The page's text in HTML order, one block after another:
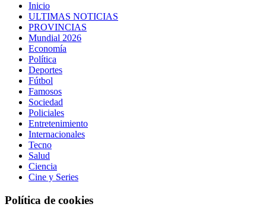
Inicio
ULTIMAS NOTICIAS
PROVINCIAS
Mundial 2026
Economía
Política
Deportes
Fútbol
Famosos
Sociedad
Policiales
Entretenimiento
Internacionales
Tecno
Salud
Ciencia
Cine y Series
Política de cookies